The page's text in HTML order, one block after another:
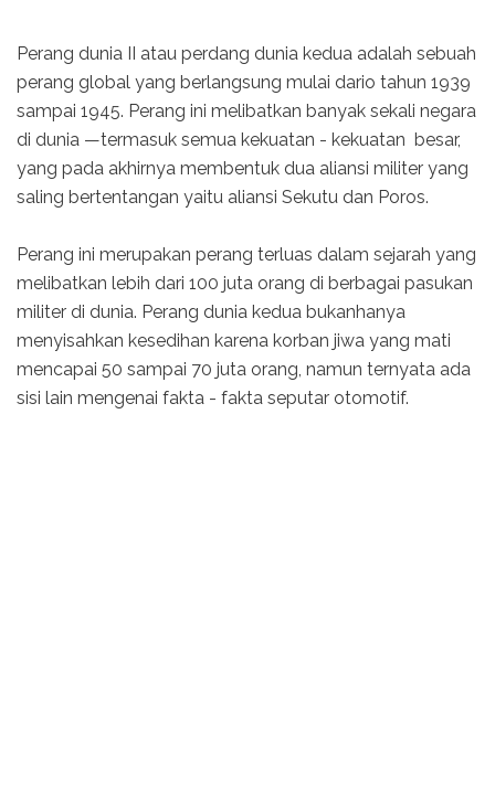
Perang dunia II atau perdang dunia kedua adalah sebuah
perang global yang berlangsung mulai dario tahun 1939
sampai 1945. Perang ini melibatkan banyak sekali negara
di dunia —termasuk semua kekuatan - kekuatan besar,
yang pada akhirnya membentuk dua aliansi militer yang
saling bertentangan yaitu aliansi Sekutu dan Poros.
Perang ini merupakan perang terluas dalam sejarah yang
melibatkan lebih dari 100 juta orang di berbagai pasukan
militer di dunia. Perang dunia kedua bukanhanya
menyisahkan kesedihan karena korban jiwa yang mati
mencapai 50 sampai 70 juta orang, namun ternyata ada
sisi lain mengenai fakta - fakta seputar otomotif.